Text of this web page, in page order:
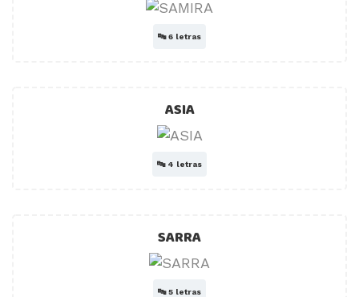
🔤6 letras
ASIA
🔤 4 letras
SARRA
🔤5 letras